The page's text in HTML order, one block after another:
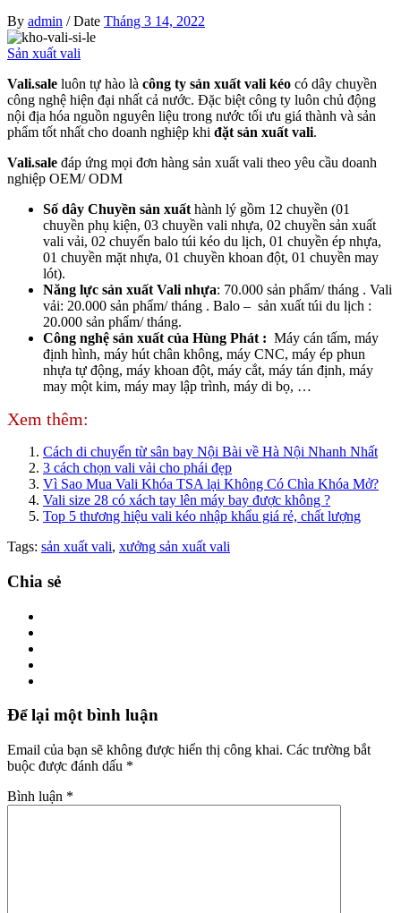
By admin / Date Tháng 3 14, 2022
Sản xuất vali
Vali.sale luôn tự hào là công ty sản xuất vali kéo có dây chuyền
công nghệ hiện đại nhất cả nước. Đặc biệt công ty luôn chủ động
nội địa hóa nguồn nguyên liệu trong nước tối ưu giá thành và sản
phẩm tốt nhất cho doanh nghiệp khi đặt sản xuất vali.
Vali.sale đáp ứng mọi đơn hàng sản xuất vali theo yêu cầu doanh
nghiệp OEM/ ODM
Số dây Chuyền sản xuất hành lý gồm 12 chuyền (01
chuyền phụ kiện, 03 chuyền vali nhựa, 02 chuyền sản xuất
vali vải, 02 chuyến balo túi kéo du lịch, 01 chuyền ép nhựa,
01 chuyền mặt nhựa, 01 chuyền khoan đột, 01 chuyền may
lót).
Năng lực sản xuất Vali nhựa: 70.000 sản phẩm/ tháng . Vali
vải: 20.000 sản phẩm/ tháng . Balo – sản xuất túi du lịch :
20.000 sản phẩm/ tháng.
Công nghệ sản xuất của Hùng Phát : Máy cán tấm, máy
định hình, máy hút chân không, máy CNC, máy ép phun
nhựa tự động, máy khoan đột, máy cắt, máy tán định, máy
may một kim, máy may lập trình, máy di bọ, …
Xem thêm:
Cách di chuyển từ sân bay Nội Bài về Hà Nội Nhanh Nhất
3 cách chọn vali vải cho phái đẹp
Vì Sao Mua Vali Khóa TSA lại Không Có Chìa Khóa Mở?
Vali size 28 có xách tay lên máy bay được không ?
Top 5 thương hiệu vali kéo nhập khẩu giá rẻ, chất lượng
Tags: sản xuất vali, xưởng sản xuất vali
Chia sẻ
Để lại một bình luận
Email của bạn sẽ không được hiển thị công khai. Các trường bắt
buộc được đánh dấu *
Bình luận *